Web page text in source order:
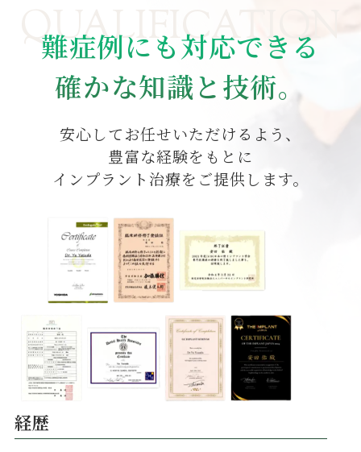
よくある質問
QUALIFICATION
難症例にも対応できる
確かな知識と技術。
安心してお任せいただけるよう、
豊富な経験をもとに
インプラント治療をご提供します。
経歴